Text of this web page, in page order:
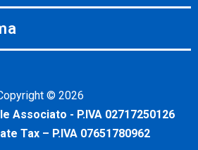
© 2026
Associato - P.IVA 02717250126
Tax – P.IVA 07651780962